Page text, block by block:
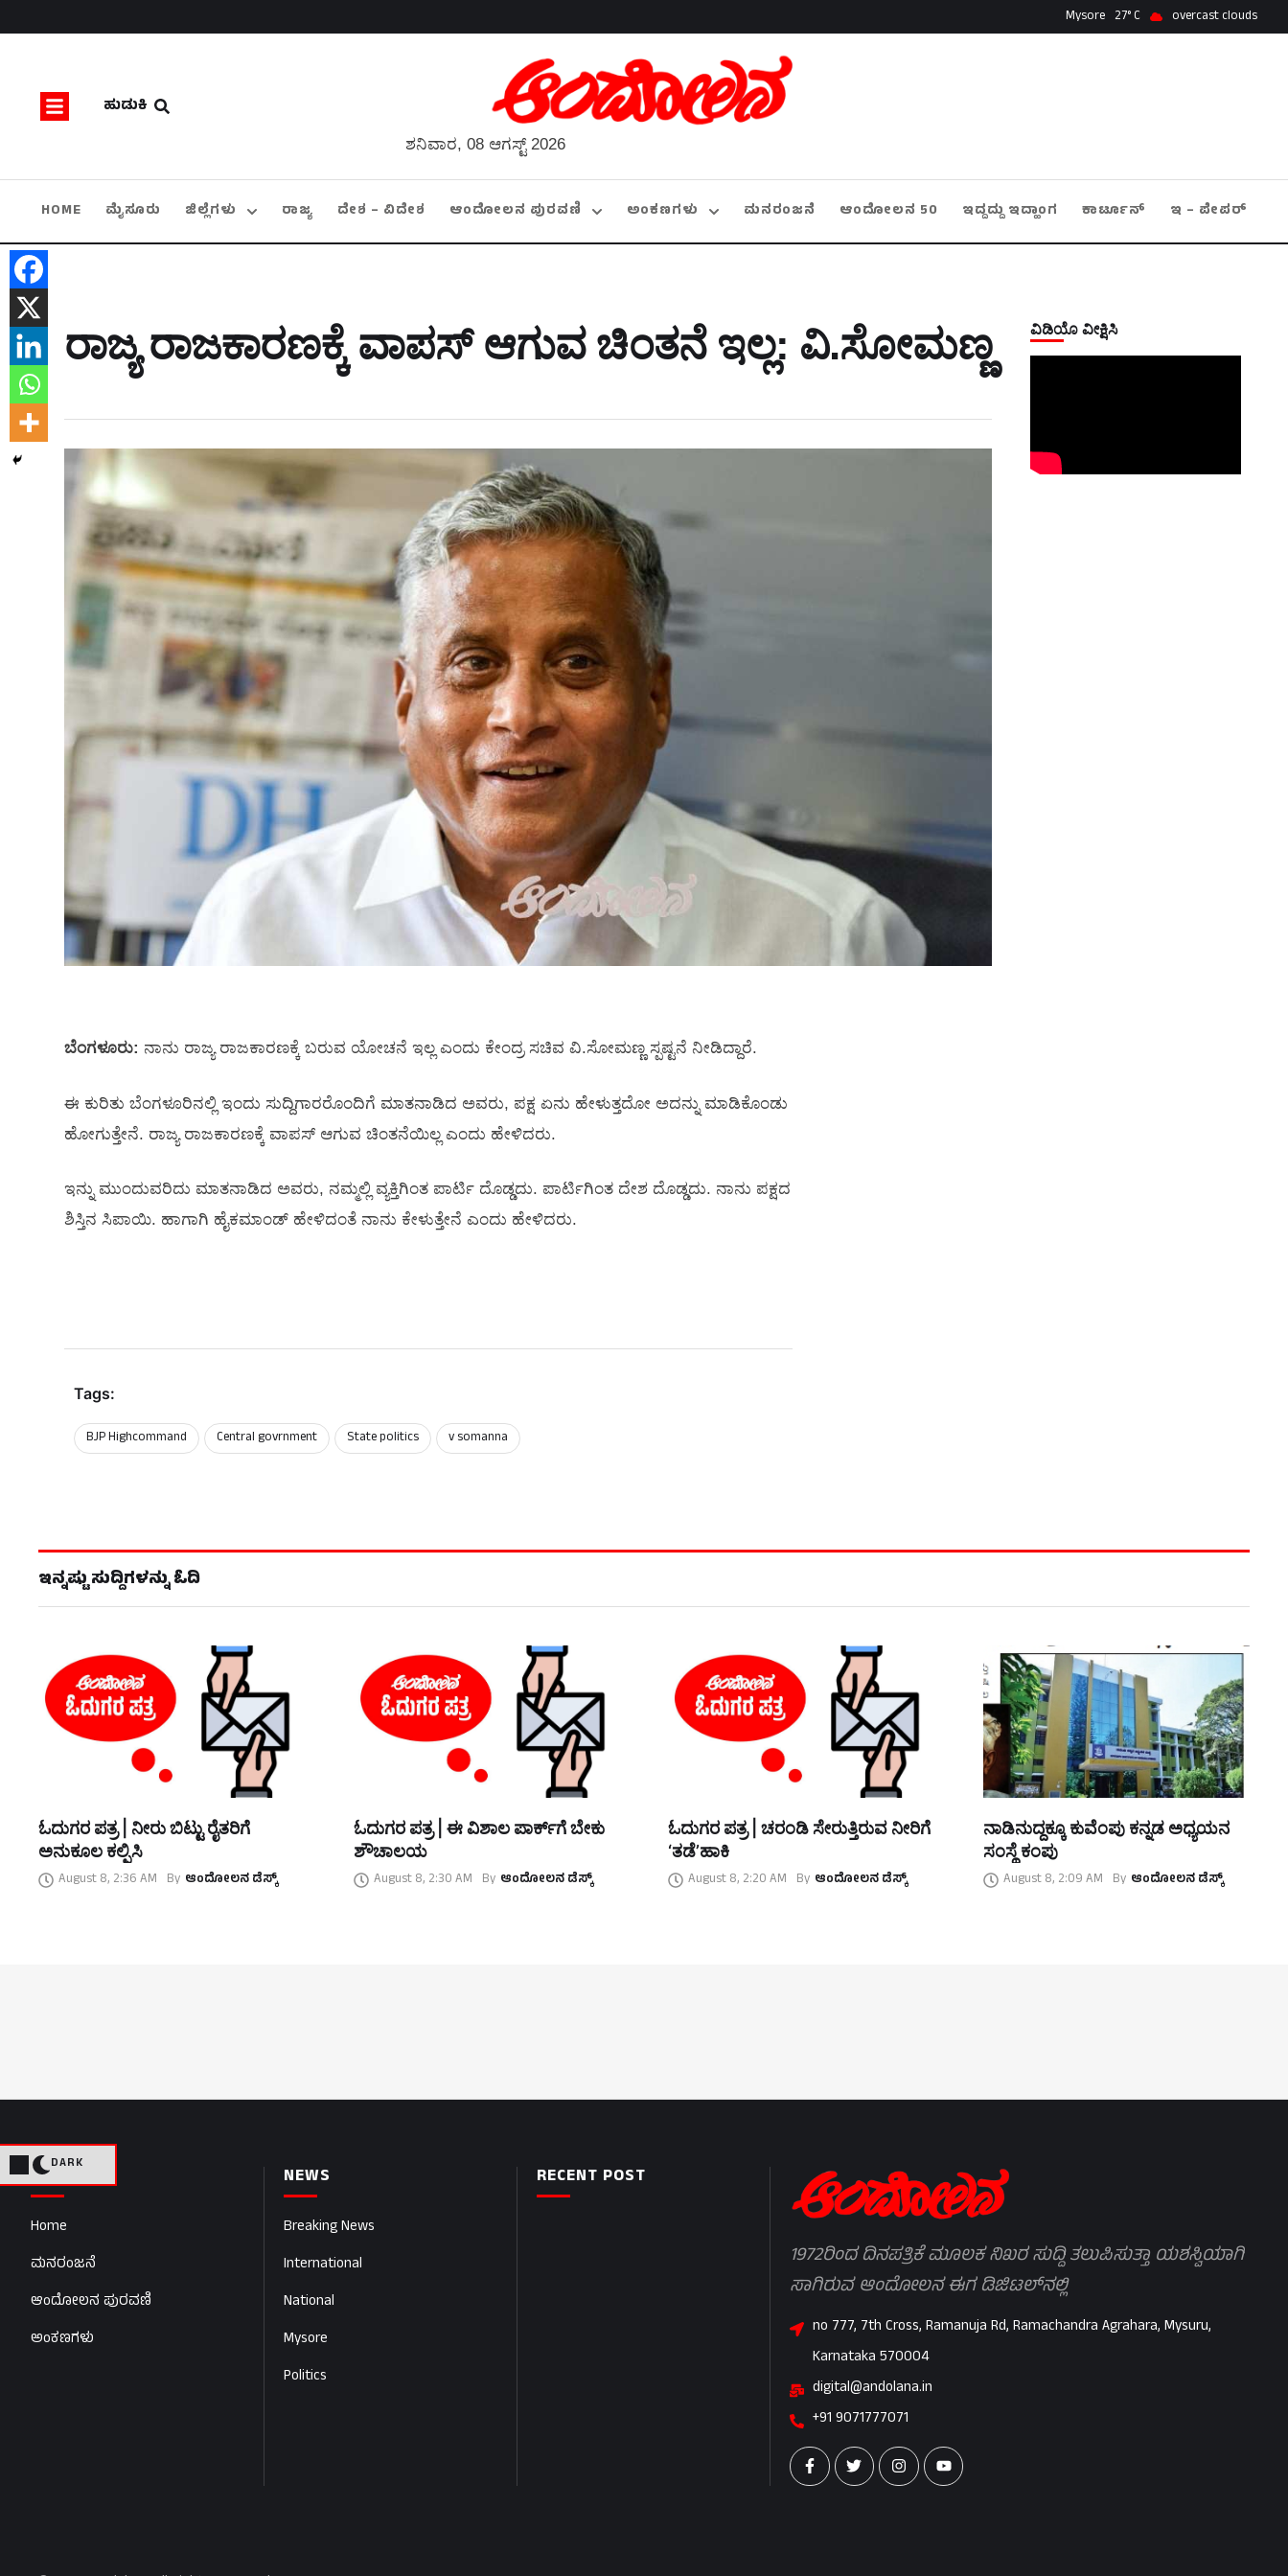
Mysore 27 overcast clouds
ಹುಡುಕಿ
ಶನಿವಾರ, 08 ಆಗಸ್ಟ್ 2026
DARK
HOME ಮೈಸೂರು ಜಿಲ್ಲೆಗಳು ರಾಜ್ಯ ದೇಶ – ವಿದೇಶ ಆಂದೋಲನ ಪುರವಣಿ ಅಂಕಣಗಳು ಮನರಂಜನೆ ಆಂದೋಲನ 50 ಇದ್ದದ್ದು ಇದ್ಹಾಂಗ ಕಾರ್ಟೂನ್ ಇ – ಪೇಪರ್
ರಾಜ್ಯ ರಾಜಕಾರಣಕ್ಕೆ ವಾಪಸ್‌ ಆಗುವ ಚಿಂತನೆ ಇಲ್ಲ: ವಿ.ಸೋಮಣ್ಣ
ಬೆಂಗಳೂರು: ನಾನು ರಾಜ್ಯ ರಾಜಕಾರಣಕ್ಕೆ ಬರುವ ಯೋಚನೆ ಇಲ್ಲ ಎಂದು ಕೇಂದ್ರ ಸಚಿವ ವಿ.ಸೋಮಣ್ಣ ಸ್ಪಷ್ಟನೆ ನೀಡಿದ್ದಾರೆ.
ಈ ಕುರಿತು ಬೆಂಗಳೂರಿನಲ್ಲಿ ಇಂದು ಸುದ್ದಿಗಾರರೊಂದಿಗೆ ಮಾತನಾಡಿದ ಅವರು, ಪಕ್ಷ ಏನು ಹೇಳುತ್ತದೋ ಅದನ್ನು ಮಾಡಿಕೊಂಡು
ಹೋಗುತ್ತೇನೆ. ರಾಜ್ಯ ರಾಜಕಾರಣಕ್ಕೆ ವಾಪಸ್‌ ಆಗುವ ಚಿಂತನೆಯಿಲ್ಲ ಎಂದು ಹೇಳಿದರು.
ಇನ್ನು ಮುಂದುವರಿದು ಮಾತನಾಡಿದ ಅವರು, ನಮ್ಮಲ್ಲಿ ವ್ಯಕ್ತಿಗಿಂತ ಪಾರ್ಟಿ ದೊಡ್ಡದು. ಪಾರ್ಟಿಗಿಂತ ದೇಶ ದೊಡ್ಡದು. ನಾನು ಪಕ್ಷದ
ಶಿಸ್ತಿನ ಸಿಪಾಯಿ. ಹಾಗಾಗಿ ಹೈಕಮಾಂಡ್‌ ಹೇಳಿದಂತೆ ನಾನು ಕೇಳುತ್ತೇನೆ ಎಂದು ಹೇಳಿದರು.
Tags:
BJP Highcommand Central govrnment State politics v somanna
ವಿಡಿಯೊ ವೀಕ್ಷಿಸಿ
ಇನ್ನಷ್ಟು ಸುದ್ದಿಗಳನ್ನು ಓದಿ
ಓದುಗರ ಪತ್ರ | ನೀರು ಬಿಟ್ಟು ರೈತರಿಗೆ
ಅನುಕೂಲ ಕಲ್ಪಿಸಿ
August 8, 2:36 AM By ಆಂದೋಲನ ಡೆಸ್ಕ್
ಓದುಗರ ಪತ್ರ | ಈ ವಿಶಾಲ ಪಾರ್ಕ್‌ಗೆ ಬೇಕು
ಶೌಚಾಲಯ
August 8, 2:30 AM By ಆಂದೋಲನ ಡೆಸ್ಕ್
ಓದುಗರ ಪತ್ರ | ಚರಂಡಿ ಸೇರುತ್ತಿರುವ ನೀರಿಗೆ
‘ತಡೆ’ಹಾಕಿ
August 8, 2:20 AM By ಆಂದೋಲನ ಡೆಸ್ಕ್
ನಾಡಿನುದ್ದಕ್ಕೂ ಕುವೆಂಪು ಕನ್ನಡ ಅಧ್ಯಯನ
ಸಂಸ್ಥೆ ಕಂಪು
August 8, 2:09 AM By ಆಂದೋಲನ ಡೆಸ್ಕ್
PAGES
Home
ಮನರಂಜನೆ
ಆಂದೋಲನ ಪುರವಣಿ
ಅಂಕಣಗಳು
NEWS
Breaking News
International
National
Mysore
Politics
RECENT POST
1972ರಿಂದ ದಿನಪತ್ರಿಕೆ ಮೂಲಕ ನಿಖರ ಸುದ್ದಿ ತಲುಪಿಸುತ್ತಾ ಯಶಸ್ವಿಯಾಗಿ
ಸಾಗಿರುವ ಆಂದೋಲನ ಈಗ ಡಿಜಿಟಲ್‌ನಲ್ಲಿ
no 777, 7th Cross, Ramanuja Rd, Ramachandra Agrahara, Mysuru,
Karnataka 570004
digital@andolana.in
+91 9071777071